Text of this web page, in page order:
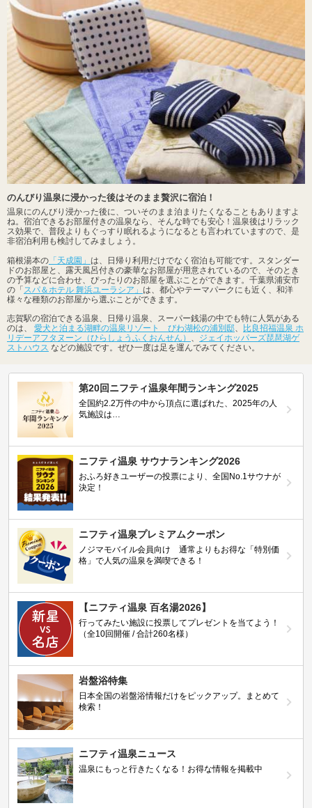
のんびり温泉に浸かった後はそのまま贅沢に宿泊！
温泉にのんびり浸かった後に、ついそのまま泊まりたくなることもありますよ
ね。宿泊できるお部屋付きの温泉なら、そんな時でも安心！温泉後はリラック
ス効果で、普段よりもぐっすり眠れるようになるとも言われていますので、是
非宿泊利用も検討してみましょう。
箱根湯本の 「天成園」 は、日帰り利用だけでなく宿泊も可能です。スタンダー
ドのお部屋と、露天風呂付きの豪華なお部屋が用意されているので、そのとき
の予算などに合わせ、ぴったりのお部屋を選ぶことができます。千葉県浦安市
の「 スパ＆ホテル 舞浜ユーラシア」 は、都心やテーマパークにも近く、和洋
様々な種類のお部屋から選ぶことができます。
志賀駅の宿泊できる温泉、日帰り温泉、スーパー銭湯の中でも特に人気がある
のは、 愛犬と泊まる湖畔の温泉リゾート びわ湖松の浦別邸
比良招福温泉 ホ
リデーアフタヌーン（ひらしょうふくおんせん）
ジェイホッパーズ琵琶湖ゲ
ストハウス などの施設です。ぜひ一度は足を運んでみてください。
第20回ニフティ温泉年間ランキング2025
全国約2.2万件の中から頂点に選ばれた、2025年の人
気施設は…
ニフティ温泉 サウナランキング2026
おふろ好きユーザーの投票により、全国No.1サウナが
決定！
ニフティ温泉プレミアムクーポン
ノジマモバイル会員向け 通常よりもお得な「特別価
格」で人気の温泉を満喫できる！
【ニフティ温泉 百名湯2026】
行ってみたい施設に投票してプレゼントを当てよう！
（全10回開催 / 合計260名様）
岩盤浴特集
日本全国の岩盤浴情報だけをピックアップ。まとめて
検索！
ニフティ温泉ニュース
温泉にもっと行きたくなる！お得な情報を掲載中